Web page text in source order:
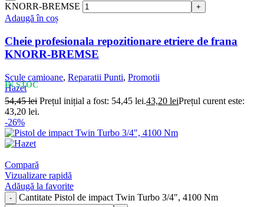
KNORR-BREMSE
Adaugă în coș
Cheie profesionala repozitionare etriere de frana
KNORR-BREMSE
Scule camioane, Reparatii Punti, Promotii
Hazet
IN STOC
54,45lei Prețul inițial a fost: 54,45 lei.43,20 leiPrețul curent este:
43,20 lei.
-26%
Compară
Vizualizare rapidă
Adăugă la favorite
Cantitate Pistol de impact Twin Turbo 3/4", 4100 Nm